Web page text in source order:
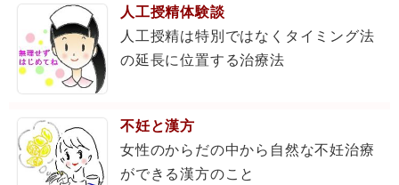
人工授精体験談
人工授精は特別ではなくタイミング法
の延長に位置する治療法
不妊と漢方
女性のからだの中から自然な不妊治療
ができる漢方のこと